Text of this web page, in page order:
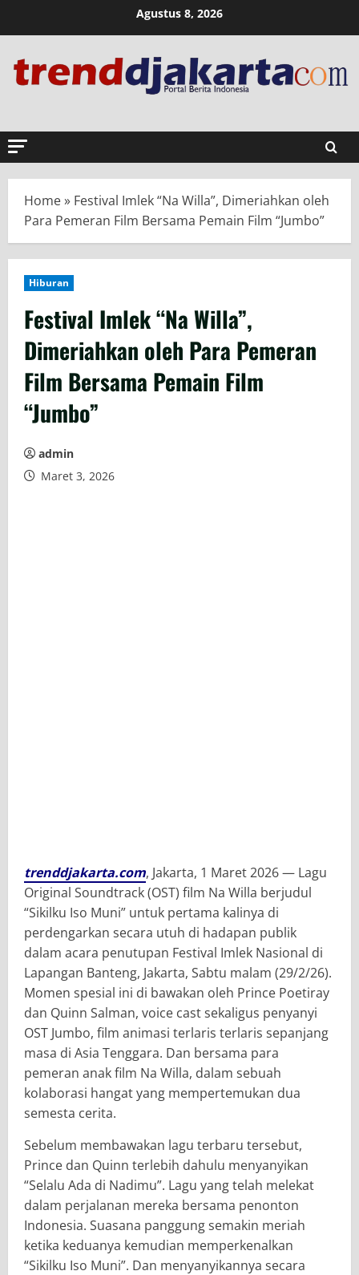
Agustus 8, 2026
Home» Festival Imlek “Na Willa”, Dimeriahkan oleh
Para Pemeran Film Bersama Pemain Film “Jumbo”
Hiburan
Festival Imlek “Na Willa”,
Dimeriahkan oleh Para Pemeran
Film Bersama Pemain Film
“Jumbo”
admin
Maret 3, 2026
trenddjakarta.com, Jakarta, 1 Maret 2026 — Lagu
Original Soundtrack (OST) film Na Willa berjudul
“Sikilku Iso Muni” untuk pertama kalinya di
perdengarkan secara utuh di hadapan publik
dalam acara penutupan Festival Imlek Nasional di
Lapangan Banteng, Jakarta, Sabtu malam (29/2/26).
Momen spesial ini di bawakan oleh Prince Poetiray
dan Quinn Salman, voice cast sekaligus penyanyi
OST Jumbo, film animasi terlaris terlaris sepanjang
masa di Asia Tenggara. Dan bersama para
pemeran anak film Na Willa, dalam sebuah
kolaborasi hangat yang mempertemukan dua
semesta cerita.
Sebelum membawakan lagu terbaru tersebut,
Prince dan Quinn terlebih dahulu menyanyikan
“Selalu Ada di Nadimu”. Lagu yang telah melekat
dalam perjalanan mereka bersama penonton
Indonesia. Suasana panggung semakin meriah
ketika keduanya kemudian memperkenalkan
“Sikilku Iso Muni”. Dan menyanyikannya secara